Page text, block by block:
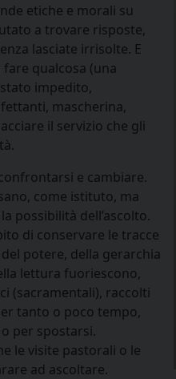
etiche e morali su
a trovare risposte,
lasciate irrisolte. E
qualcosa (una
impedito,
mascherina,
il servizio che gli
e cambiare.
come istituto, ma
possibilità dell’ascolto.
di conservare le tracce
potere, della gerarchia
lettura fuoriescono,
(sacramentali), raccolti
tanto o poco tempo,
per spostarsi.
le visite pastorali o le
ad ascoltare.